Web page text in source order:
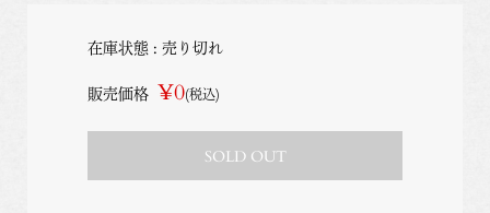
在庫状態 : 売り切れ
販売価格 ¥0(税込)
SOLD OUT